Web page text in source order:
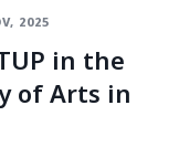
2025
in the
of Arts in